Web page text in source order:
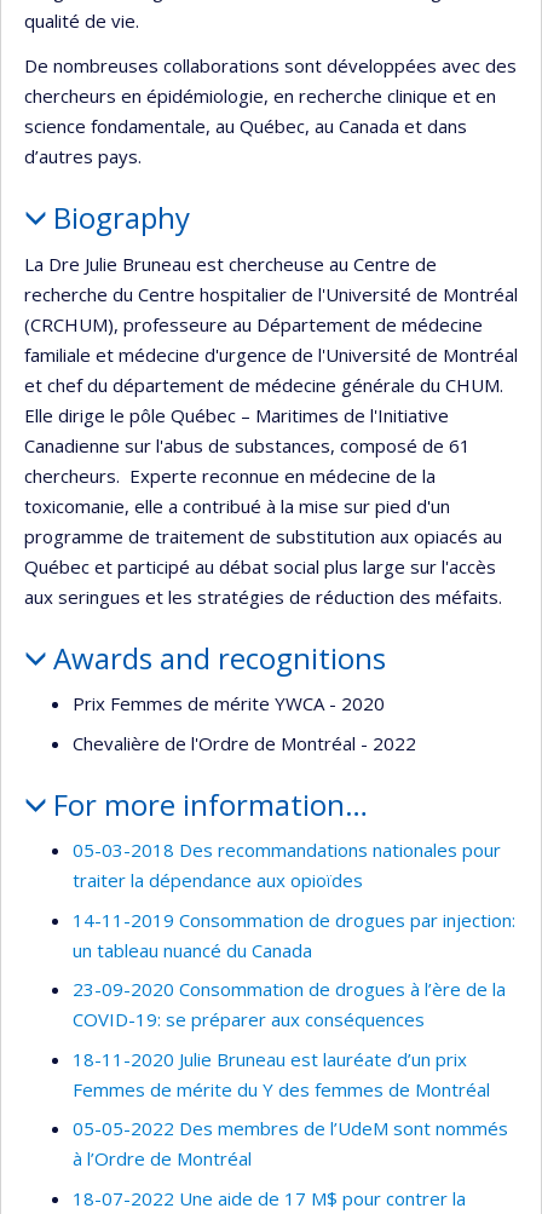
qualité de vie.
De nombreuses collaborations sont développées avec des
chercheurs en épidémiologie, en recherche clinique et en
science fondamentale, au Québec, au Canada et dans
d’autres pays.
Biography
La Dre Julie Bruneau est chercheuse au Centre de
recherche du Centre hospitalier de l'Université de Montréal
(CRCHUM), professeure au Département de médecine
familiale et médecine d'urgence de l'Université de Montréal
et chef du département de médecine générale du CHUM.
Elle dirige le pôle Québec – Maritimes de l'Initiative
Canadienne sur l'abus de substances, composé de 61
chercheurs. Experte reconnue en médecine de la
toxicomanie, elle a contribué à la mise sur pied d'un
programme de traitement de substitution aux opiacés au
Québec et participé au débat social plus large sur l'accès
aux seringues et les stratégies de réduction des méfaits.
Awards and recognitions
Prix Femmes de mérite YWCA - 2020
Chevalière de l'Ordre de Montréal - 2022
For more information…
05-03-2018 Des recommandations nationales pour
traiter la dépendance aux opioïdes
14-11-2019 Consommation de drogues par injection:
un tableau nuancé du Canada
23-09-2020 Consommation de drogues à l’ère de la
COVID-19: se préparer aux conséquences
18-11-2020 Julie Bruneau est lauréate d’un prix
Femmes de mérite du Y des femmes de Montréal
05-05-2022 Des membres de l’UdeM sont nommés
à l’Ordre de Montréal
18-07-2022 Une aide de 17 M$ pour contrer la